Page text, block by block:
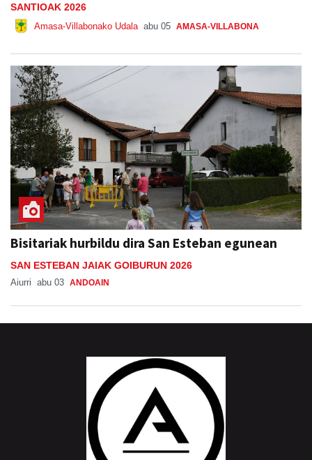
SANTIOAK 2026
Amasa-Villabonako Udala abu 05 AMASA-VILLABONA
Bisitariak hurbildu dira San Esteban egunean
SAN ESTEBAN JAIAK GOIBURUN 2026
Aiurri abu 03 ANDOAIN